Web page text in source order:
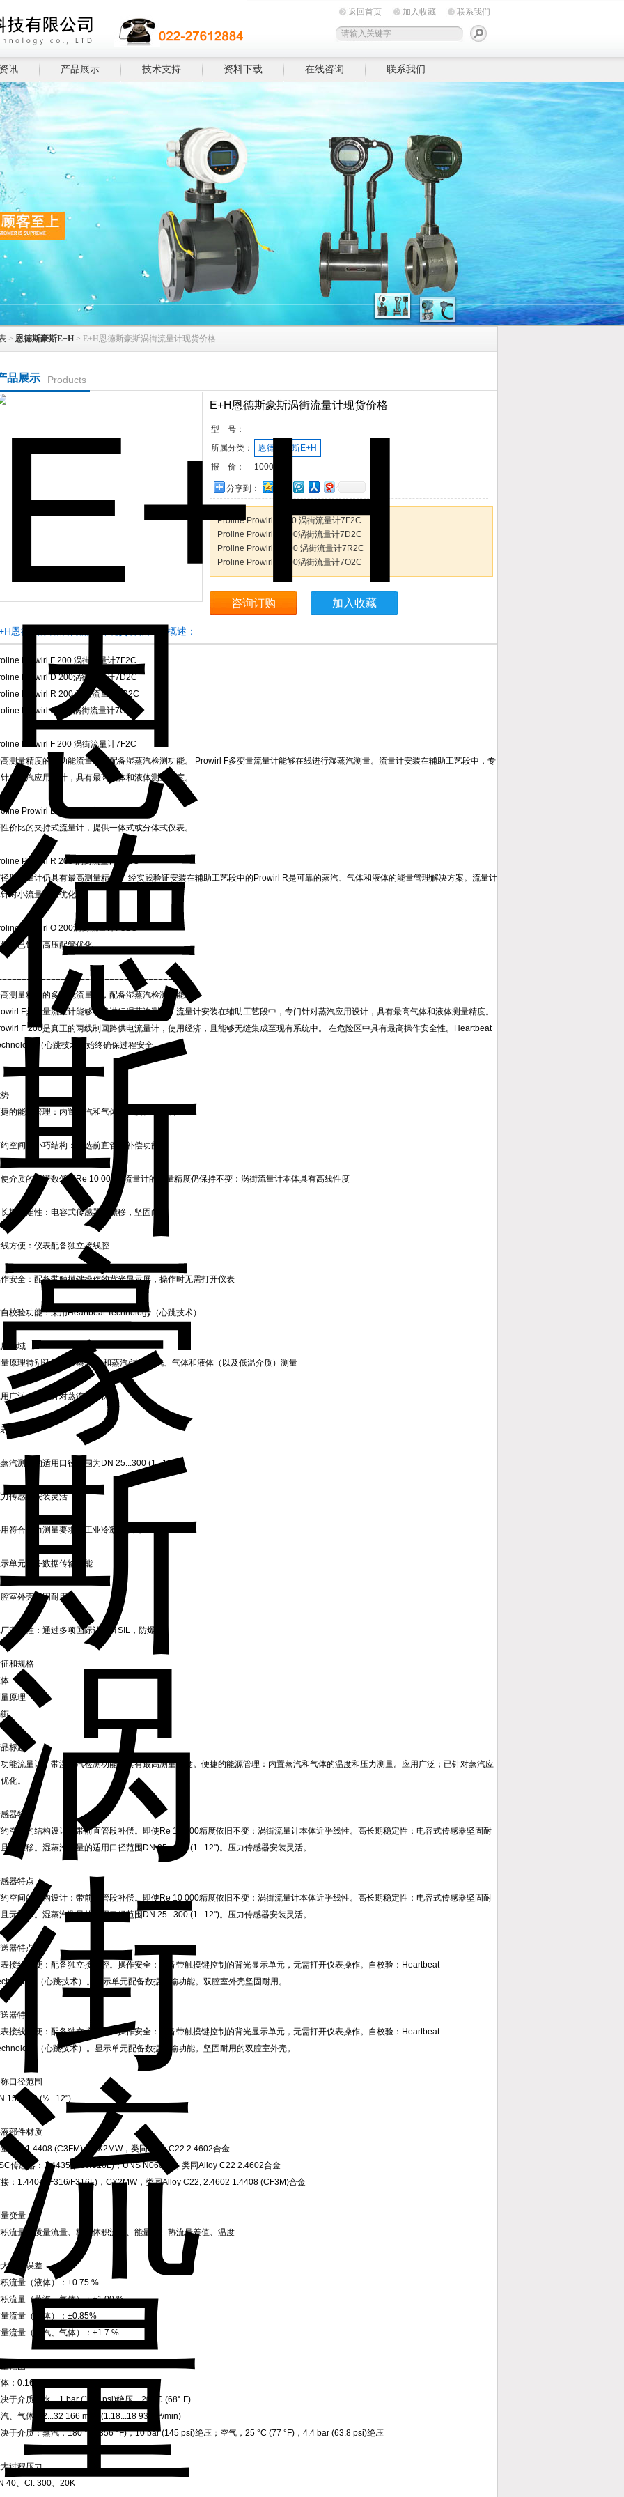
返回首页 加入收藏 联系我们
讯 产品展示 技术支持 资料下载 在线咨询 联系我们
> 恩德斯豪斯E+H > E+H恩德斯豪斯涡街流量计现货价格
品展示 Products
E+H恩德斯豪斯涡街流量计现货价格
型 号：
所属分类：
恩德斯豪斯E+H
报 价：
10000
分享到：
Proline Prowirl F 200 涡街流量计7F2C
Proline Prowirl D 200涡街流量计7D2C
Proline Prowirl R 200 涡街流量计7R2C
Proline Prowirl O 200涡街流量计7O2C
咨询订购 加入收藏
恩德斯豪斯涡街流量计现货价格产品概述：
Prowirl F 200 涡街流量计7F2C
Prowirl D 200涡街流量计7D2C
Prowirl R 200 涡街流量计7R2C
Prowirl O 200涡街流量计7O2C
Prowirl F 200 涡街流量计7F2C
测量精度的多功能流量计，配备湿蒸汽检测功能。 Prowirl F多变量流量计能够在线进行湿蒸汽测量。流量计安装在辅助工艺段中，专
对蒸汽应用设计，具有最高气体和液体测量精度。
Prowirl D 200涡街流量计7D2C
价比的夹持式流量计，提供一体式或分体式仪表。
Prowirl R 200 涡街流量计7R2C
型流量计仍具有最高测量精度。 经实践验证安装在辅助工艺段中的Prowirl R是可靠的蒸汽、气体和液体的能量管理解决方案。流量计
对小流量测量优化。
Prowirl O 200涡街流量计7O2C
计已针对高压配管优化
测量精度的多功能流量计，配备湿蒸汽检测功能。
F多变量流量计能够在线进行湿蒸汽测量。流量计安装在辅助工艺段中，专门针对蒸汽应用设计，具有最高气体和液体测量精度。
F 200是真正的两线制回路供电流量计，使用经济，且能够无缝集成至现有系统中。 在危险区中具有最高操作安全性。Heartbeat
（心跳技术）始终确保过程安全。
的能源管理：内置蒸汽和气体的温度及压力测量
空间的小巧结构：可选前直管段补偿功能
介质的雷诺数低至Re 10 000，流量计的测量精度仍保持不变：涡街流量计本体具有高线性度
期稳定性：电容式传感器无漂移，坚固耐用
方便：仪表配备独立接线腔
安全：配备带触摸键操作的背光显示屏，操作时无需打开仪表
校验功能：采用Heartbeat Technology（心跳技术）
领域
原理特别适用于湿蒸汽/饱和蒸汽/过热蒸汽、气体和液体（以及低温介质）测量
广泛；专门针对蒸汽应用优化
特点
汽测量的适用口径范围为DN 25...300 (1...12")
传感器安装灵活
符合压力测量要求的工业冷凝管设计
单元配备数据传输功能
室外壳坚固耐用
安全性：通过多项国际认证（SIL，防爆）
和规格
原理
标题
能流量计，带湿蒸汽检测功能，具有最高测量精度。便捷的能源管理：内置蒸汽和气体的温度和压力测量。应用广泛；已针对蒸汽应
化。
器特点
空间的结构设计：带前直管段补偿。即使Re 10 000精度依旧不变：涡街流量计本体近乎线性。高长期稳定性：电容式传感器坚固耐
无漂移。湿蒸汽测量的适用口径范围DN 25...300 (1...12")。压力传感器安装灵活。
器特点
空间的结构设计：带前直管段补偿。即使Re 10 000精度依旧不变：涡街流量计本体近乎线性。高长期稳定性：电容式传感器坚固耐
无漂移。湿蒸汽测量的适用口径范围DN 25...300 (1...12")。压力传感器安装灵活。
器特点
接线方便：配备独立接线腔。操作安全：配备带触摸键控制的背光显示单元，无需打开仪表操作。自校验：Heartbeat
（心跳技术）。显示单元配备数据传输功能。双腔室外壳坚固耐用。
器特点
接线方便：配备独立接线腔。操作安全：配备带触摸键控制的背光显示单元，无需打开仪表操作。自校验：Heartbeat
（心跳技术）。显示单元配备数据传输功能。坚固耐用的双腔室外壳。
口径范围
15...300 (½...12")
部件材质
管：1.4408 (C3FM)；CX2MW，类同Alloy C22 2.4602合金
传感器：1.4435 (316/316L)；UNS N06022，类同Alloy C22 2.4602合金
：1.4404 (F316/F316L)，CX2MW，类同Alloy C22, 2.4602 1.4408 (CF3M)合金
变量
流量、质量流量、校正体积流量、能量流、热流量差值、温度
测量误差
流量（液体）：±0.75 %
流量（蒸汽、气体）：±1.00 %
流量（液体）：±0.85%
流量（蒸汽、气体）：±1.7 %
范围
：0.16...2412 m³/h (0.09...1420 ft³/min)
于介质：水，1 bar (14.5 psi)绝压，20 °C (68° F)
、气体：2...32 166 m³/h (1.18...18 932 ft³/min)
于介质：蒸汽，180 °C (356 °F)，10 bar (145 psi)绝压；空气，25 °C (77 °F)，4.4 bar (63.8 psi)绝压
过程压力
40、Cl. 300、20K